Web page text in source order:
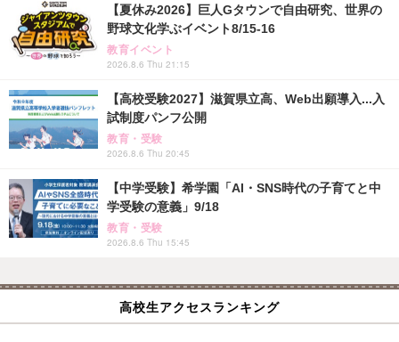
【夏休み2026】巨人Gタウンで自由研究、世界の
野球文化学ぶイベント8/15-16
教育イベント
2026.8.6 Thu 21:15
【高校受験2027】滋賀県立高、Web出願導入...入
試制度パンフ公開
教育・受験
2026.8.6 Thu 20:45
【中学受験】希学園「AI・SNS時代の子育てと中
学受験の意義」9/18
教育・受験
2026.8.6 Thu 15:45
高校生アクセスランキング